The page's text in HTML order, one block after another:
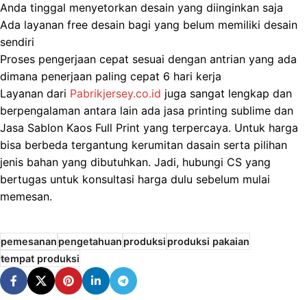
Anda tinggal menyetorkan desain yang diinginkan saja
Ada layanan free desain bagi yang belum memiliki desain
sendiri
Proses pengerjaan cepat sesuai dengan antrian yang ada
dimana penerjaan paling cepat 6 hari kerja
Layanan dari Pabrikjersey.co.id juga sangat lengkap dan
berpengalaman antara lain ada jasa printing sublime dan
Jasa Sablon Kaos Full Print yang terpercaya. Untuk harga
bisa berbeda tergantung kerumitan dasain serta pilihan
jenis bahan yang dibutuhkan. Jadi, hubungi CS yang
bertugas untuk konsultasi harga dulu sebelum mulai
memesan.
pemesananpengetahuanproduksiproduksi pakaian
tempat produksi